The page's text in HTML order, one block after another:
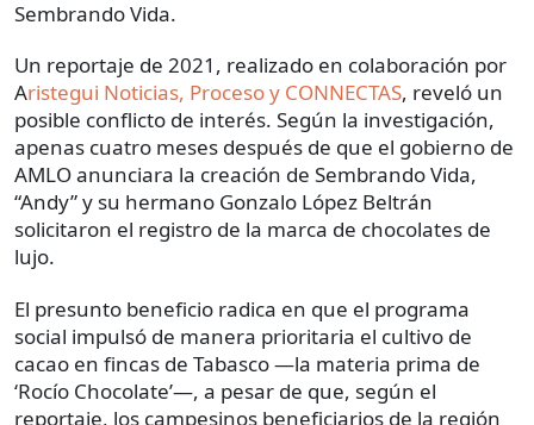
Sembrando Vida.
Un reportaje de 2021, realizado en colaboración por
Aristegui Noticias, Proceso y CONNECTAS, reveló un
posible conflicto de interés. Según la investigación,
apenas cuatro meses después de que el gobierno de
AMLO anunciara la creación de Sembrando Vida,
“Andy” y su hermano Gonzalo López Beltrán
solicitaron el registro de la marca de chocolates de
lujo.
El presunto beneficio radica en que el programa
social impulsó de manera prioritaria el cultivo de
cacao en fincas de Tabasco —la materia prima de
‘Rocío Chocolate’—, a pesar de que, según el
reportaje, los campesinos beneficiarios de la región